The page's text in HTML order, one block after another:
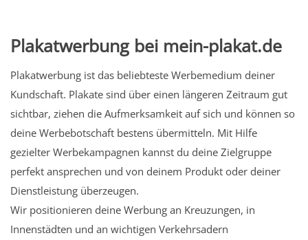
Plakatwerbung bei mein-plakat.de
Plakatwerbung ist das beliebteste Werbemedium deiner
Kundschaft. Plakate sind über einen längeren Zeitraum gut
sichtbar, ziehen die Aufmerksamkeit auf sich und können so
deine Werbebotschaft bestens übermitteln. Mit Hilfe
gezielter Werbekampagnen kannst du deine Zielgruppe
perfekt ansprechen und von deinem Produkt oder deiner
Dienstleistung überzeugen.
Wir positionieren deine Werbung an Kreuzungen, in
Innenstädten und an wichtigen Verkehrsadern